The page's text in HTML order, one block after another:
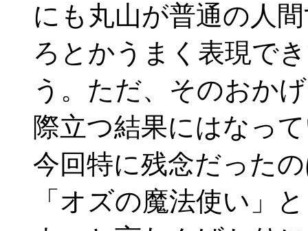
にも丸山が普通の人
ろとかうまく表現で
う。ただ、そのおか
際立つ結果にはなっ
今回特に残念だった
「オズの魔法使い」